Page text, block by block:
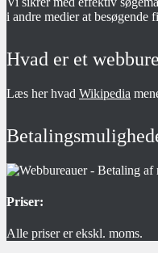
i andre medier at besøgende
Hvad er et
Læs her hvad Wikipedia
Priser:
Alle priser er ekskl. moms.